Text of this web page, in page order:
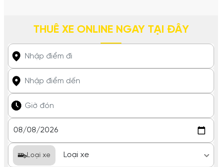
THUÊ XE ONLINE NGAY TẠI ĐÂY
Loại xe